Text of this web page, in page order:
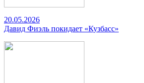
20.05.2026
Давид Фиэль покидает «Кузбасс»